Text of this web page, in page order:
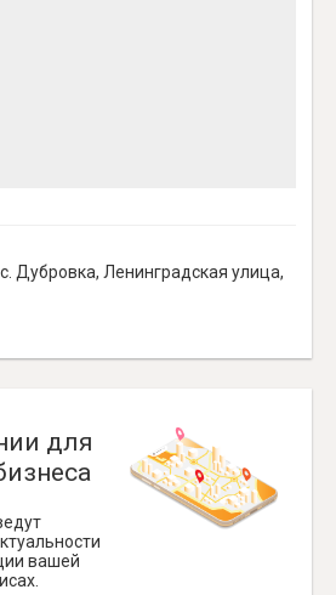
Дубровка, Ленинградская улица,
для
вашей